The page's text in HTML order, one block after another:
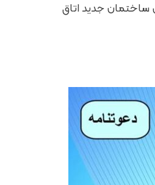
بهمن‌ماه 1402 ساعت 14 الی 16 در طبقه اول ساختمان جدید اتاق